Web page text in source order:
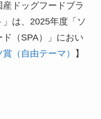
ドッグフードブラ
は、2025年度「ソ
（SPA）」におい
（自由テーマ）
】